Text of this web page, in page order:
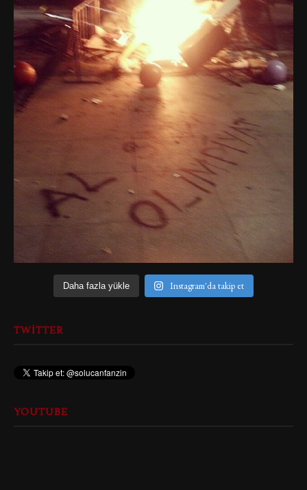
Daha fazla yükle Instagram'da takip et
TWITTER
YOUTUBE